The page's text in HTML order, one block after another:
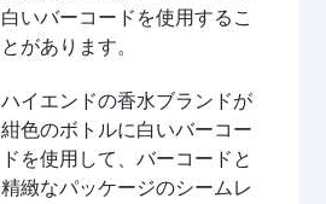
白いバーコードを使用するこ
とがあります。
ハイエンドの香水ブランドが
紺色のボトルに白いバーコー
ドを使用して、バーコードと
精緻なパッケージのシームレ